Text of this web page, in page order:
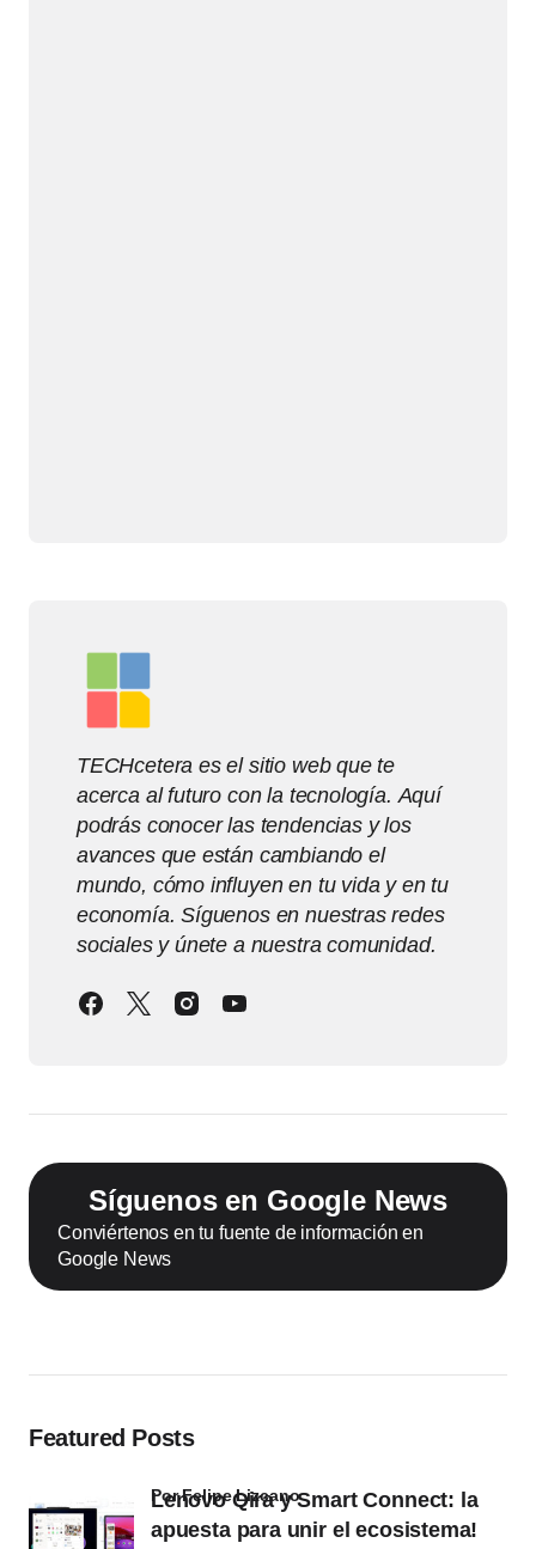
TECHcetera es el sitio web que te
acerca al futuro con la tecnología. Aquí
podrás conocer las tendencias y los
avances que están cambiando el
mundo, cómo influyen en tu vida y en tu
economía. Síguenos en nuestras redes
sociales y únete a nuestra comunidad.
Síguenos en Google News
Conviértenos en tu fuente de información en
Google News
Featured Posts
Lenovo Qira y Smart Connect: la
apuesta para unir el ecosistema!
por Felipe Lizcano